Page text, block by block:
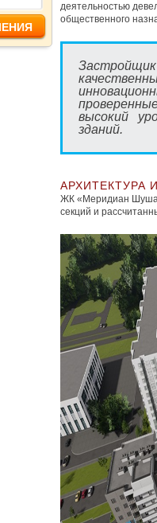
деятельностью
общественного
высокий
зданий.
АРХИТЕКТУРА
ЖК «Меридиан
секций и